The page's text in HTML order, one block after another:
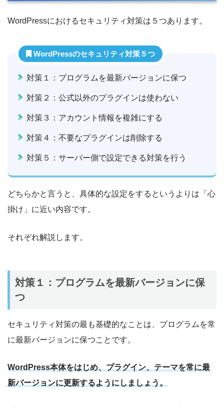
WordPressにおけるセキュリティ対策は５つあります。
WordPressのセキュリティ対策５つ
対策１：プログラムを最新バージョンに保つ
対策２：公式以外のプラグインは使わない
対策３：アカウント情報を複雑にする
対策４：不要なプラグインは削除する
対策５：サーバー側で設定できる対策を行う
どちらかと言うと、具体的な設定をするというよりは「心
掛け」に近い内容です。
それぞれ解説します。
対策１：プログラムを最新バージョンに保
つ
セキュリティ対策の最も基礎的なことは、プログラムを常
に最新バージョンに保つことです。
WordPress本体をはじめ、プラグイン、テーマを常に最
新バージョンに更新するようにしましょう。